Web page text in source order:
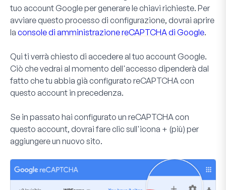
tuo account Google per generare le chiavi richieste. Per
avviare questo processo di configurazione, dovrai aprire
la console di amministrazione reCAPTCHA di Google.
Qui ti verrà chiesto di accedere al tuo account Google.
Ciò che vedrai al momento dell'accesso dipenderà dal
fatto che tu abbia già configurato reCAPTCHA con
questo account in precedenza.
Se in passato hai configurato un reCAPTCHA con
questo account, dovrai fare clic sull'icona + (più) per
aggiungere un nuovo sito.